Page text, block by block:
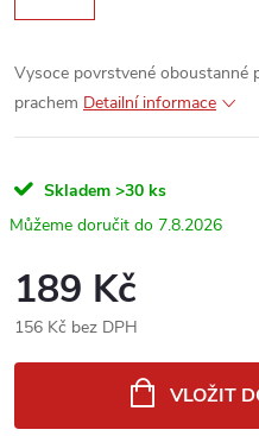
Vysoce povrstvené oboustanné
prachem Detailní informace
Skladem >30 ks
7.8.2026
189 Kč
156 Kč bez DPH
VLOŽIT